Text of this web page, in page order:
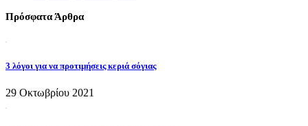
Πρόσφατα Άρθρα
3 λόγοι για να προτιμήσεις κεριά σόγιας
29 Οκτωβρίου 2021